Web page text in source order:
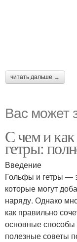
читать дальше →
Вас может
С чем и
гетры:
Введение
Гольфы и гетры —
которые могут
наряду. Однако
как правильно
основные способы
полезные советы